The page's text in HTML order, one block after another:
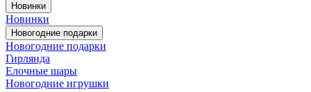
Новинки
Новинки
Новогодние подарки
Новогодние подарки
Гирлянда
Елочные шары
Новогодние игрушки